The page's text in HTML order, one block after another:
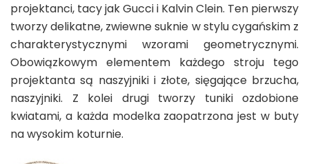
projektanci, tacy jak Gucci i Kalvin Clein. Ten pierwszy
tworzy delikatne, zwiewne suknie w stylu cygańskim z
charakterystycznymi wzorami geometrycznymi.
Obowiązkowym elementem każdego stroju tego
projektanta są naszyjniki i złote, sięgające brzucha,
naszyjniki. Z kolei drugi tworzy tuniki ozdobione
kwiatami, a każda modelka zaopatrzona jest w buty
na wysokim koturnie.